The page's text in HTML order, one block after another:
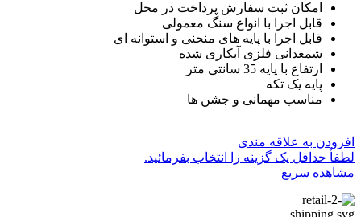
امکان ثبت سفارش پرداخت در محل
قابل اجرا با انواع سنگ معمولی
قابل اجرا با پایه های منحنی و استوانه ای
شمعدانی فلزی آبکاری شده
ارتفاع با پایه 35 سانتی متر
پایه یک تکه
مناسب مهمانی و جشن ها
افزودن به علاقه مندی
لطفاٌ حداقل یک گزینه را انتخاب بفرمائید.
مشاهده سریع